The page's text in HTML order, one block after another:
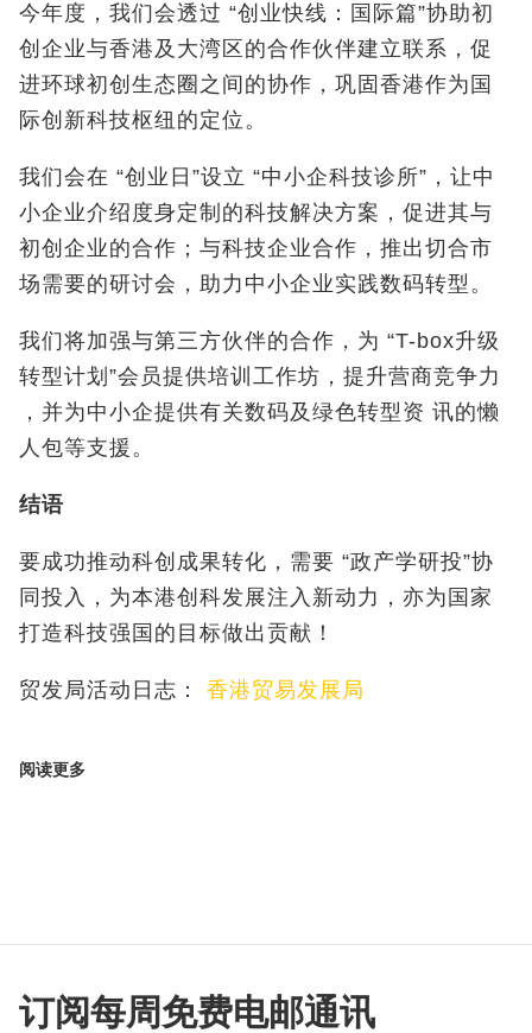
今年度，我们会透过 “创业快线：国际篇”协助初
创企业与香港及大湾区的合作伙伴建立联系，促
进环球初创生态圈之间的协作，巩固香港作为国
际创新科技枢纽的定位。
我们会在 “创业日”设立 “中小企科技诊所”，让中
小企业介绍度身定制的科技解决方案，促进其与
初创企业的合作；与科技企业合作，推出切合市
场需要的研讨会，助力中小企业实践数码转型。
我们将加强与第三方伙伴的合作，为 “T-box升级
转型计划”会员提供培训工作坊，提升营商竞争力
，并为中小企提供有关数码及绿色转型资 讯的懒
人包等支援。
结语
要成功推动科创成果转化，需要 “政产学研投”协
同投入，为本港创科发展注入新动力，亦为国家
打造科技强国的目标做出贡献！
贸发局活动日志： 香港贸易发展局
阅读更多
订阅每周免费电邮通讯